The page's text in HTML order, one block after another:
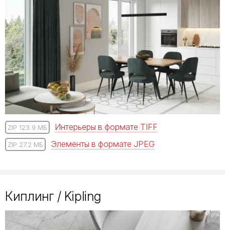
ZIP 123.9 МБ Интерьеры в формате TIFF
ZIP 27.2 МБ Элементы в формате JPEG
Киплинг / Kipling